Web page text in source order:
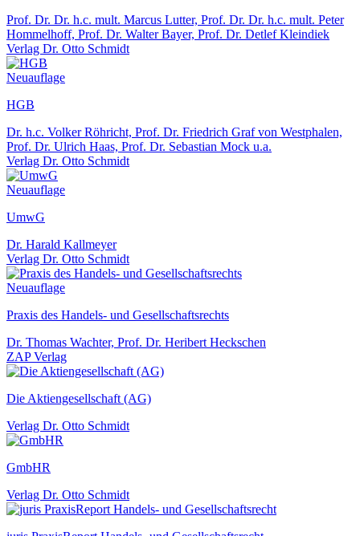
Prof. Dr. Dr. h.c. mult. Marcus Lutter, Prof. Dr. Dr. h.c. mult. Peter
Hommelhoff, Prof. Dr. Walter Bayer, Prof. Dr. Detlef Kleindiek
Verlag Dr. Otto Schmidt
Neuauflage
HGB
Dr. h.c. Volker Röhricht, Prof. Dr. Friedrich Graf von Westphalen,
Prof. Dr. Ulrich Haas, Prof. Dr. Sebastian Mock u.a.
Verlag Dr. Otto Schmidt
Neuauflage
UmwG
Dr. Harald Kallmeyer
Verlag Dr. Otto Schmidt
Neuauflage
Praxis des Handels- und Gesellschaftsrechts
Dr. Thomas Wachter, Prof. Dr. Heribert Heckschen
ZAP Verlag
Die Aktiengesellschaft (AG)
Verlag Dr. Otto Schmidt
GmbHR
Verlag Dr. Otto Schmidt